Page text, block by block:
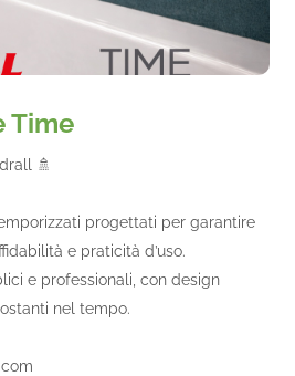
Time
🚿
progettati per garantire
e praticità d’uso.
e professionali, con design
nel tempo.